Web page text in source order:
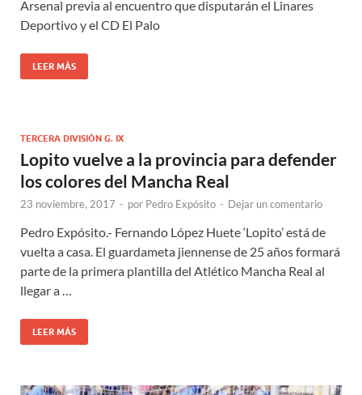
Arsenal previa al encuentro que disputarán el Linares
Deportivo y el CD El Palo
LEER MÁS
TERCERA DIVISIÓN G. IX
Lopito vuelve a la provincia para defender
los colores del Mancha Real
23 noviembre, 2017 - por Pedro Expósito - Dejar un comentario
Pedro Expósito.- Fernando López Huete ‘Lopito’ está de
vuelta a casa. El guardameta jiennense de 25 años formará
parte de la primera plantilla del Atlético Mancha Real al
llegar a …
LEER MÁS